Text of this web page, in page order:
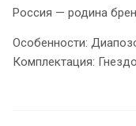
Россия — родина
Особенности:
Комплектация: